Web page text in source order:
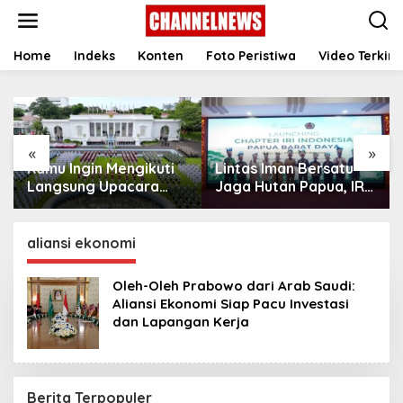
t
Home Indeks Konten Foto Peristiwa Video Terkini
« »
Kamu Ingin Mengikuti
Langsung Upacara
HUT Ke-81
Istana? Ini Link
Pendaftaran Resminya
di Sini
Lintas Iman Bersatu
Jaga Hutan Papua, IRI
Indonesia Resmikan
aliansi ekonomi
Oleh-Oleh Prabowo dari Arab Saudi:
Aliansi Ekonomi Siap Pacu Investasi
dan Lapangan Kerja
Berita Terpopuler